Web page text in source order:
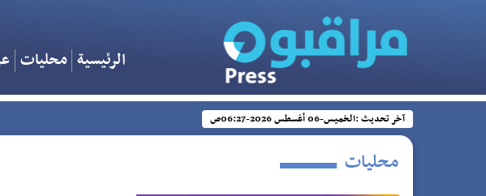
الرئيسية محليات
آخر تحديث :الخميس-06 أغسطس 2026-06:27ص
محليات